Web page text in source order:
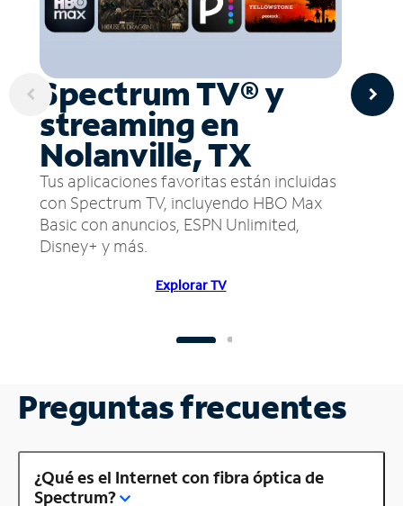
Spectrum TV® y
streaming en
Nolanville, TX
Tus aplicaciones favoritas están incluidas
con Spectrum TV, incluyendo HBO Max
Basic con anuncios, ESPN Unlimited,
Disney+ y más.
Explorar TV
Preguntas frecuentes
¿Qué es el Internet con fibra óptica de
Spectrum?